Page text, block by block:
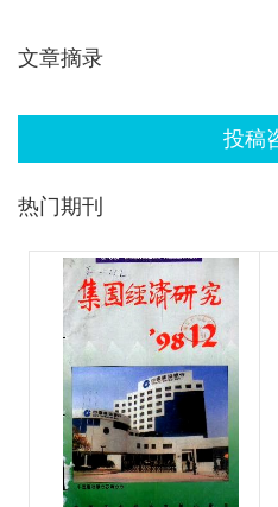
文章摘录
投稿
热门期刊